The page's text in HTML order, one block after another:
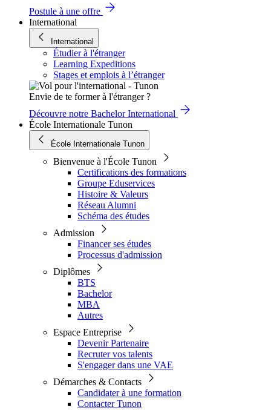
Postule à une offre
International
International
Étudier à l'étranger
Learning Expeditions
Stages et emplois à l’étranger
Envie de te former à l'étranger ?
Découvre notre Bachelor International
École Internationale Tunon
École Internationale Tunon
Bienvenue à l'École Tunon
Certifications des formations
Groupe Eduservices
Histoire & Valeurs
Réseau Alumni
Schéma des études
Admission
Financer ses études
Processus d'admission
Diplômes
BTS
Bachelor
MBA
Autres
Espace Entreprise
Devenir Partenaire
Recruter vos talents
S'engager dans une VAE
Démarches & Contacts
Candidater à une formation
Contacter Tunon